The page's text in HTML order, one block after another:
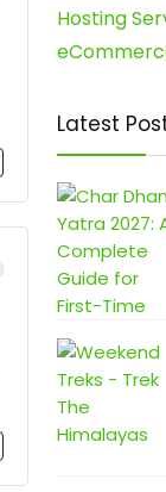
Hosting
Latest